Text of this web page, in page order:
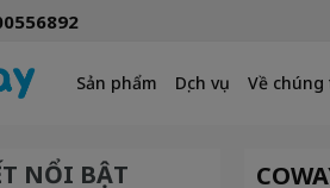
Sản phẩm Dịch vụ Về chúng
NỔI BẬT